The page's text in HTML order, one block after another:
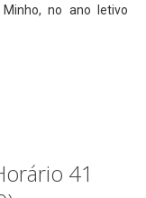
no ano letivo
41